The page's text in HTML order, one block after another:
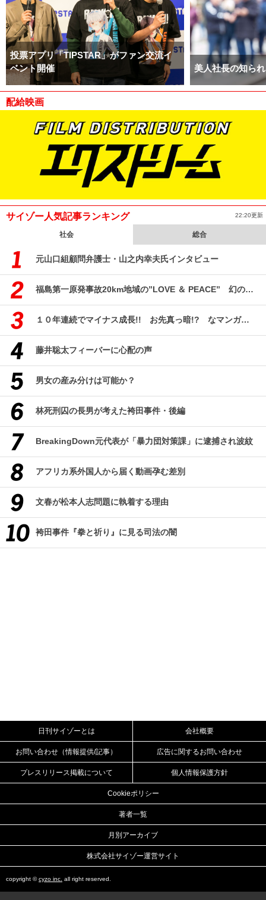
投票アプリ「TIPSTAR」がファン交流イ
ベント開催
美人社長の知ら
配給映画
サイゾー人気記事ランキング 22:20更新
社会 総合
元山口組顧問弁護士・山之内幸夫氏インタビュー
福島第一原発事故20km地域の”LOVE ＆ PEACE” 幻のコミューン「獏原人村」の現在
１０年連続でマイナス成長!! お先真っ暗!? なマンガ産業研究
藤井聡太フィーバーに心配の声
男女の産み分けは可能か？
林死刑囚の長男が考えた袴田事件・後編
BreakingDown元代表が「暴力団対策課」に逮捕され波紋
アフリカ系外国人から届く動画孕む差別
文春が松本人志問題に執着する理由
袴田事件『拳と祈り』に見る司法の闇
日刊サイゾーとは 会社概要
お問い合わせ（情報提供/記事） 広告に関するお問い合わせ
プレスリリース掲載について 個人情報保護方針
Cookieポリシー
著者一覧
月別アーカイブ
株式会社サイゾー運営サイト
copyright ©cyzo inc. all right reserved.